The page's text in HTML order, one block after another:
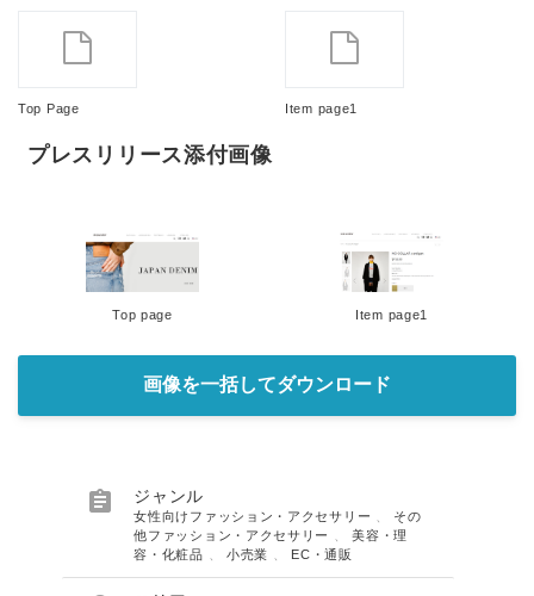
Top Page Item page1
プレスリリース添付画像
Top page Item page1
画像を一括してダウンロード
 ジャンル
女性向けファッション・アクセサリー
その
他ファッション・アクセサリー
、美容・理
容・化粧品
小売業 EC・通販